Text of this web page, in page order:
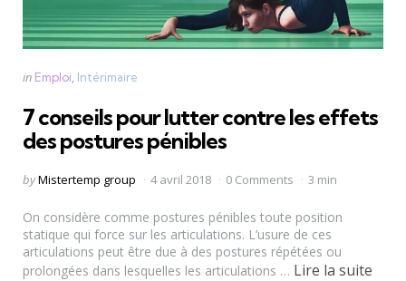
Categories
Posted
in Emploi Intérimaire
7 conseils pour lutter contre les effets
des postures pénibles
Posted
byMistertemp group 4 avril 2018 0 Comments 3 min
On considère comme postures pénibles toute position
statique qui force sur les articulations. L’usure de ces
articulations peut être due à des postures répétées ou
prolongées dans lesquelles les articulations … Lire la suite